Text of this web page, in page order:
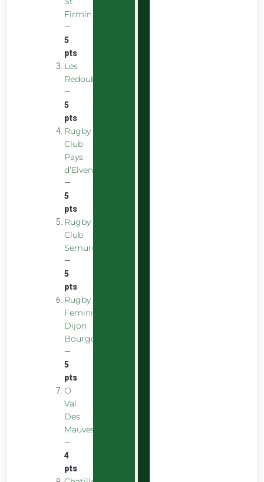
Firmin
—
5
pts
Les
Redoubstables
—
5
pts
Rugby
Club
Pays
d’Elven
—
5
pts
Rugby
Club
Semurois
—
5
pts
Rugby
Feminin
Dijon
Bourgogne
—
5
pts
O
Val
Des
Mauves
—
4
pts